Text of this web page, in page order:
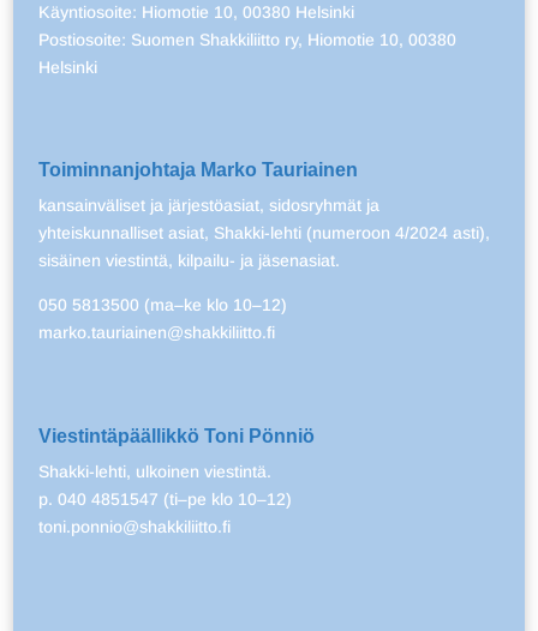
Käyntiosoite: Hiomotie 10, 00380 Helsinki
Postiosoite: Suomen Shakkiliitto ry, Hiomotie 10, 00380
Helsinki
Toiminnanjohtaja Marko Tauriainen
kansainväliset ja järjestöasiat, sidosryhmät ja
yhteiskunnalliset asiat, Shakki-lehti (numeroon 4/2024 asti),
sisäinen viestintä, kilpailu- ja jäsenasiat.
050 5813500 (ma–ke klo 10–12)
marko.tauriainen@shakkiliitto.fi
Viestintäpäällikkö Toni Pönniö
Shakki-lehti, ulkoinen viestintä.
p. 040 4851547 (ti–pe klo 10–12)
toni.ponnio@shakkiliitto.fi